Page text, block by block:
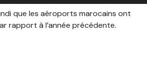
que les aéroports marocains ont
rapport à l’année précédente.